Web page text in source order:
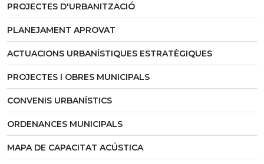
PROJECTES D'URBANITZACIÓ
PLANEJAMENT APROVAT
ACTUACIONS URBANÍSTIQUES ESTRATÈGIQUES
PROJECTES I OBRES MUNICIPALS
CONVENIS URBANÍSTICS
ORDENANCES MUNICIPALS
MAPA DE CAPACITAT ACÚSTICA